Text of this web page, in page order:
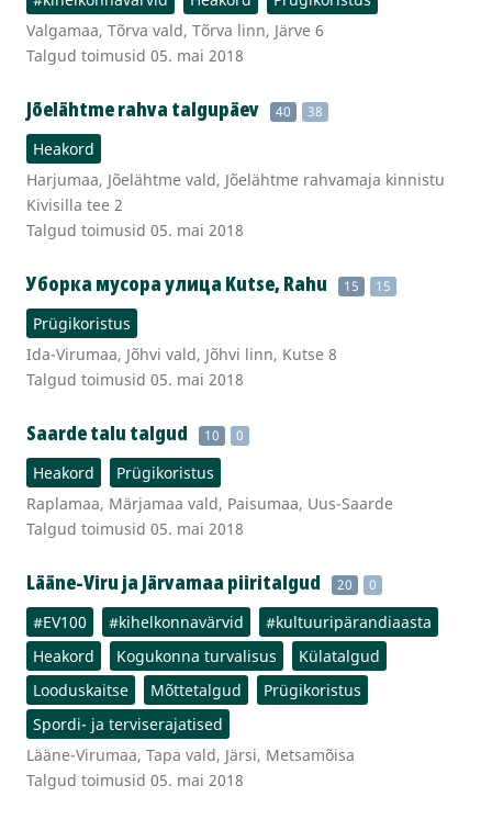
Valgamaa, Tõrva vald, Tõrva linn, Järve 6
Talgud toimusid 05. mai 2018
Jõelähtme rahva talgupäev 40 38
Heakord
Harjumaa, Jõelähtme vald, Jõelähtme rahvamaja kinnistu
Kivisilla tee 2
Talgud toimusid 05. mai 2018
Уборка мусора улица Kutse, Rahu 15 15
Prügikoristus
Ida-Virumaa, Jõhvi vald, Jõhvi linn, Kutse 8
Talgud toimusid 05. mai 2018
Saarde talu talgud 10 0
Heakord
Prügikoristus
Raplamaa, Märjamaa vald, Paisumaa, Uus-Saarde
Talgud toimusid 05. mai 2018
Lääne-Viru ja Järvamaa piiritalgud 20 0
#EV100 #kihelkonnavärvid
#kultuuripärandiaasta
Heakord
Kogukonna turvalisus
Külatalgud
Looduskaitse
Mõttetalgud
Prügikoristus
Spordi- ja terviserajatised
Lääne-Virumaa, Tapa vald, Järsi, Metsamõisa
Talgud toimusid 05. mai 2018